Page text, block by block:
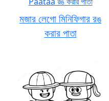
মজার লেগো মিনিফিগার রঙ
করার পাতা